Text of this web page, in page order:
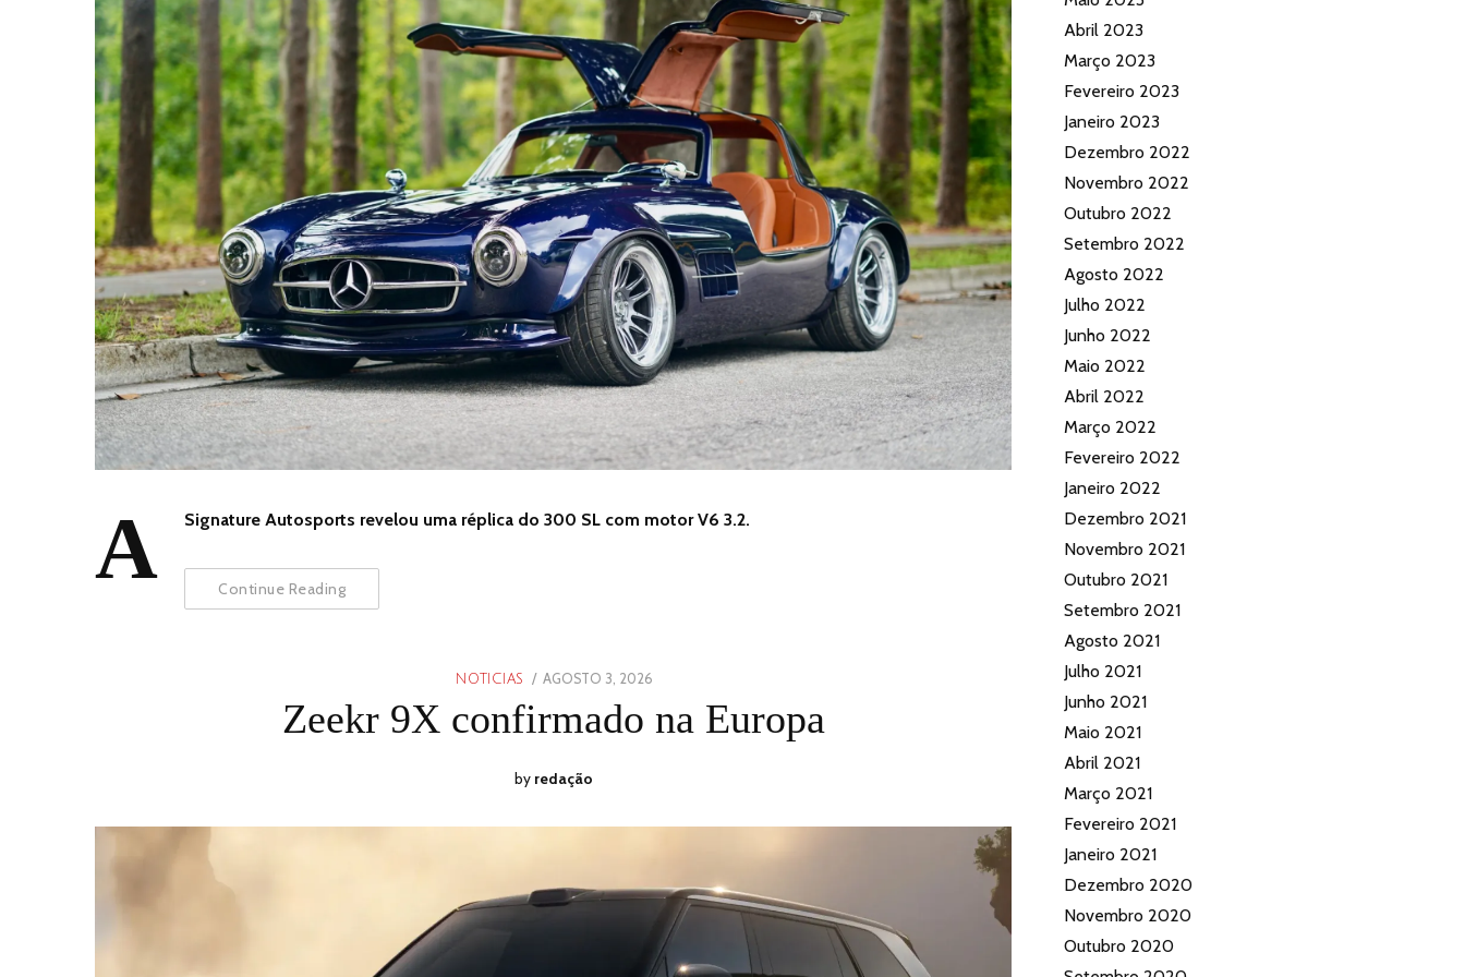
A Signature Autosports revelou uma réplica do 300 SL com motor V6 3.2.
Continue Reading
NOTICIAS
POSTED
AGOSTO 3, 2026
2026
Zeekr 9X confirmado na Europa
by redação
Abril 2023
Março 2023
Fevereiro 2023
Janeiro 2023
Dezembro 2022
Novembro 2022
Outubro 2022
Setembro 2022
Agosto 2022
Julho 2022
Junho 2022
Maio 2022
Abril 2022
Março 2022
Fevereiro 2022
Janeiro 2022
Dezembro 2021
Novembro 2021
Outubro 2021
Setembro 2021
Agosto 2021
Julho 2021
Junho 2021
Maio 2021
Abril 2021
Março 2021
Fevereiro 2021
Janeiro 2021
Dezembro 2020
Novembro 2020
Outubro 2020